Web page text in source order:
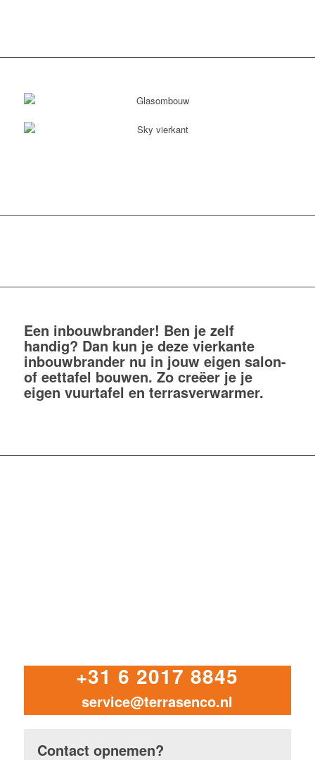
Een inbouwbrander! Ben je zelf
handig? Dan kun je deze vierkante
inbouwbrander nu in jouw eigen salon-
of eettafel bouwen. Zo creëer je je
eigen vuurtafel en terrasverwarmer.
+31 6 2017 8845
service@terrasenco.nl
Contact opnemen?